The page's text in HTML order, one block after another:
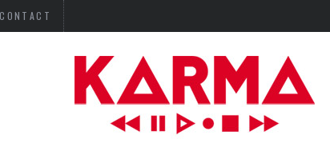
CONTACT